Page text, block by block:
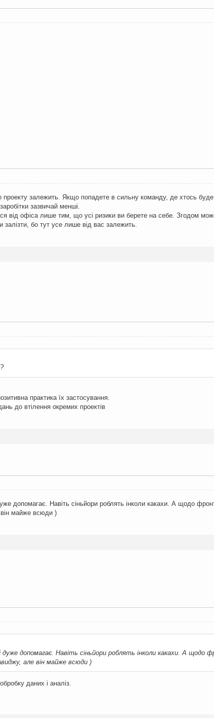
проекту залежить. Якщо попадете в сильну команду, де хтось
зазвичай менші.
від офіса лише тим, що усі ризики ви берете на себе. Згодом
бо тут усе лише від вас залежить.
практика їх застосування.
до втілення окремих проектів
допомагає. Навіть сіньйори роблять інколи какахи. А щодо
майже всюди )
допомагає. Навіть сіньйори роблять інколи какахи. А щодо
але він майже всюди )
даних і аналіз.